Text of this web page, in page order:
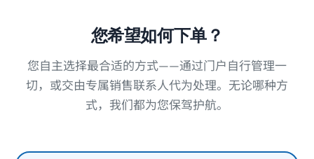
您希望如何下单？
您自主选择最合适的方式——通过门户自行管理一
切，或交由专属销售联系人代为处理。无论哪种方
式，我们都为您保驾护航。